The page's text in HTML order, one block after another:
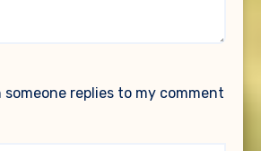
someone replies to my comment